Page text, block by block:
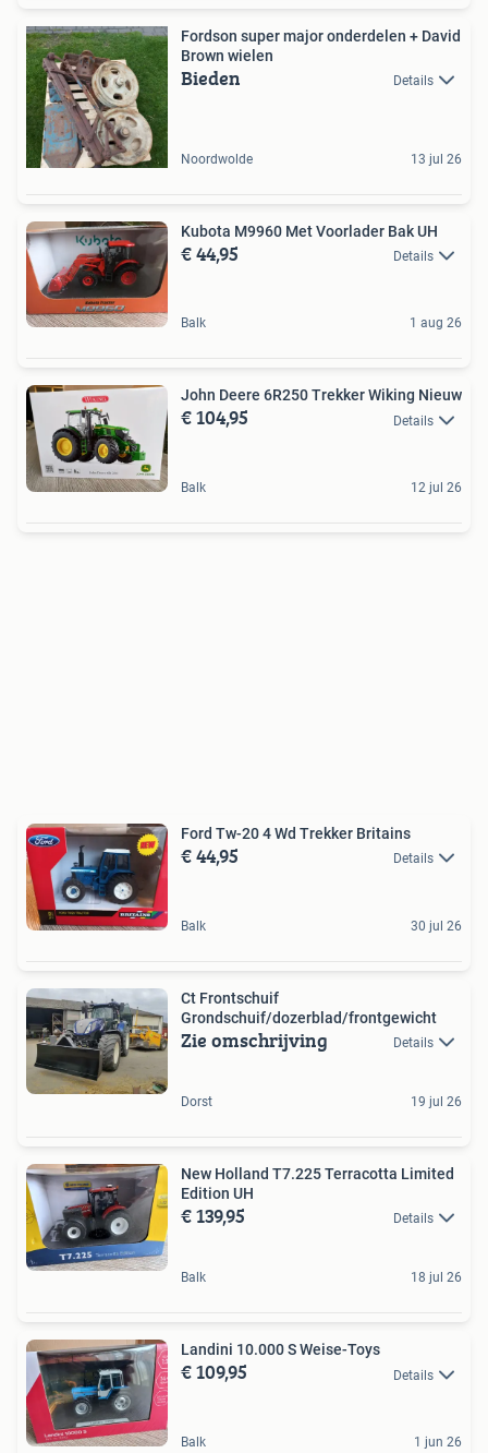
Fordson super major onderdelen + David
Brown wielen
Bieden Details
Noordwolde 13 jul 26
Kubota M9960 Met Voorlader Bak UH
€ 44,95 Details
Balk 1 aug 26
John Deere 6R250 Trekker Wiking Nieuw
€ 104,95 Details
Balk 12 jul 26
Ford Tw-20 4 Wd Trekker Britains
€ 44,95 Details
Balk 30 jul 26
Ct Frontschuif
Grondschuif/dozerblad/frontgewicht
Zie omschrijving Details
Dorst 19 jul 26
New Holland T7.225 Terracotta Limited
Edition UH
€ 139,95 Details
Balk 18 jul 26
Landini 10.000 S Weise-Toys
€ 109,95 Details
Balk 1 jun 26